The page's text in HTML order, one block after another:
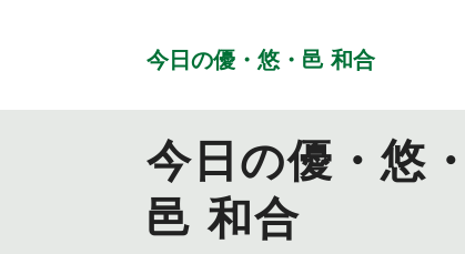
特別養護老人ホーム
今日の優・悠・邑 和合
今日の優・悠・
邑 和合